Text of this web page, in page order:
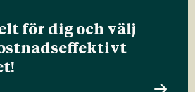
för dig och välj